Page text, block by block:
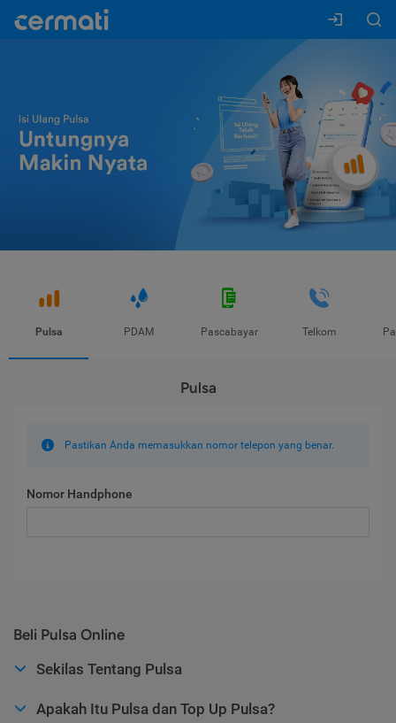
Pulsa PDAM Pascabayar Telkom
Pulsa
Pastikan Anda memasukkan nomor telepon yang benar.
Nomor Handphone
Beli Pulsa Online
Sekilas Tentang Pulsa
Apakah Itu Pulsa dan Top Up Pulsa?